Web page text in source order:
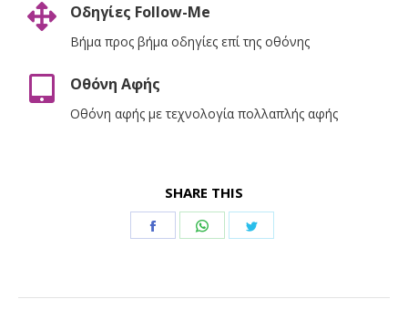
Οδηγίες Follow-Me
Βήμα προς βήμα οδηγίες επί της οθόνης
Οθόνη Αφής
Οθόνη αφής με τεχνολογία πολλαπλής αφής
SHARE THIS
Share
Share